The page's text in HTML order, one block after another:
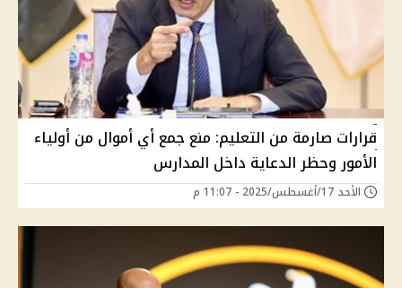
قرارات صارمة من التعليم: منع جمع أي أموال من أولياء
الأمور وحظر الدعاية داخل المدارس
الأحد 17/أغسطس/2025 - 11:07 م